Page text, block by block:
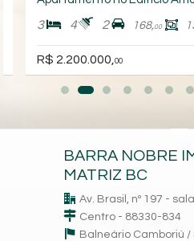
3 4 2 168,00
R$ 2.200.000,00
BARRA NOBRE
MATRIZ BC
Av. Brasil, nº 197 -
Centro - 88330-834
Balneário Camboriú /